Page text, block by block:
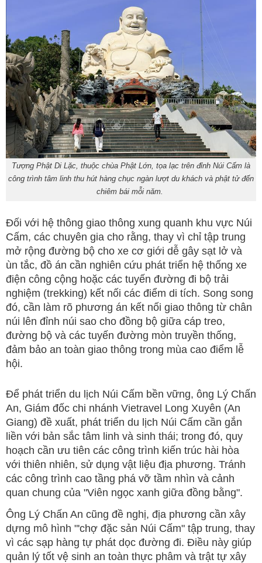
Tượng Phật Di Lặc, thuộc chùa Phật Lớn, tọa lạc trên đỉnh Núi Cấm là
công trình tâm linh thu hút hàng chục ngàn lượt du khách và phật tử đến
chiêm bái mỗi năm.
Đối với hệ thông giao thông xung quanh khu vực Núi
Cấm, các chuyên gia cho rằng, thay vì chỉ tập trung
mở rộng đường bộ cho xe cơ giới dễ gây sạt lở và
ùn tắc, đồ án cần nghiên cứu phát triển hệ thống xe
điện công cộng hoặc các tuyến đường đi bộ trải
nghiệm (trekking) kết nối các điểm di tích. Song song
đó, cần làm rõ phương án kết nối giao thông từ chân
núi lên đỉnh núi sao cho đồng bộ giữa cáp treo,
đường bộ và các tuyến đường mòn truyền thống,
đảm bảo an toàn giao thông trong mùa cao điểm lễ
hội.
Để phát triển du lịch Núi Cấm bền vững, ông Lý Chấn
An, Giám đốc chi nhánh Vietravel Long Xuyên (An
Giang) đề xuất, phát triển du lịch Núi Cấm cần gắn
liền với bản sắc tâm linh và sinh thái; trong đó, quy
hoạch cần ưu tiên các công trình kiến trúc hài hòa
với thiên nhiên, sử dụng vật liệu địa phương. Tránh
các công trình cao tầng phá vỡ tầm nhìn và cảnh
quan chung của "Viên ngọc xanh giữa đồng bằng".
Ông Lý Chấn An cũng đề nghị, địa phương cần xây
dựng mô hình "'chợ đặc sản Núi Cấm" tập trung, thay
vì các sạp hàng tự phát dọc đường đi. Điều này giúp
quản lý tốt vệ sinh an toàn thực phâm và trật tự xây